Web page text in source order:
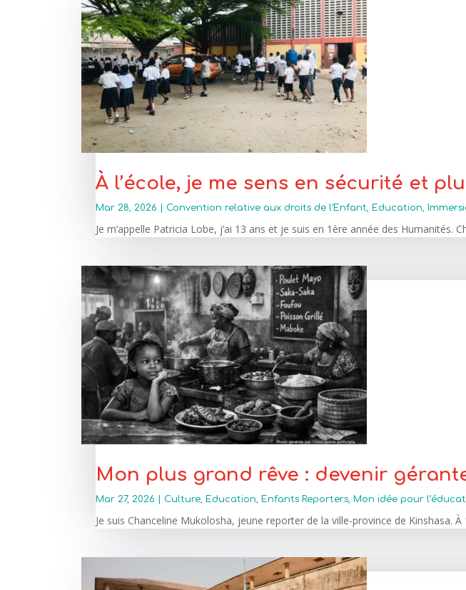
À l’école, je me sens en sécurité et
Mar 28, 2026 Convention relative aux droits de l'Enfant, Education,
Je m’appelle Patricia Lobe, j’ai 13 ans et je suis en 1ère année des Humanités.
Mon plus grand rêve : devenir
Mar 27, 2026 Culture, Education, Enfants Reporters, Mon idée pour
Je suis Chanceline Mukolosha, jeune reporter de la ville-province de Kinshasa.